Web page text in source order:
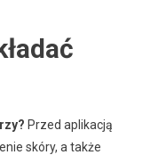
Przed aplikacją
skóry, a także